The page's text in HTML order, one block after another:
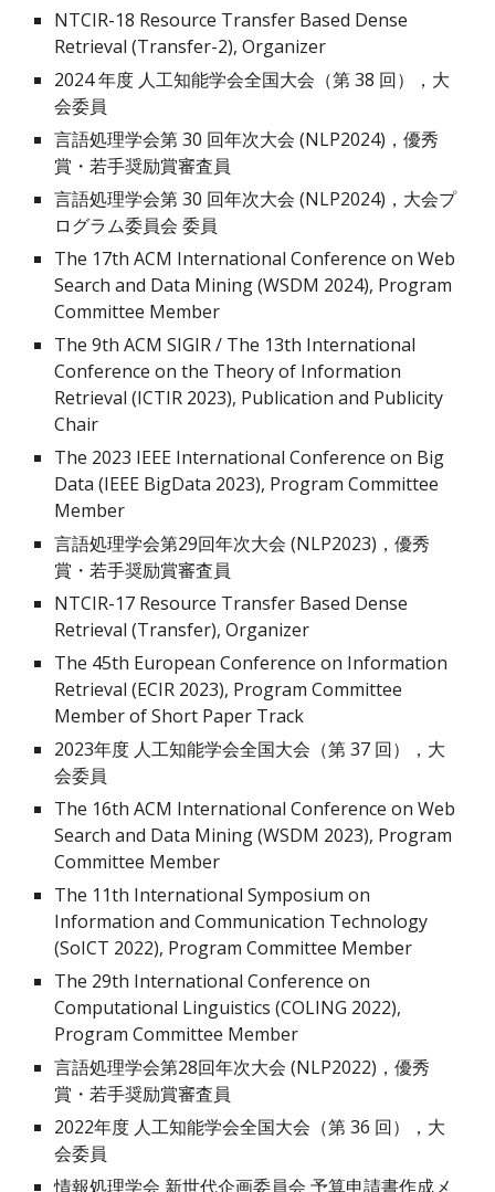
NTCIR-18 Resource Transfer Based Dense
Retrieval (Transfer-2),Organizer
2024年度 人工知能学会全国大会（第 38 回）
，大
会委員
言語処理学会第 30 回年次大会 (NLP2024)，優秀
賞・若手奨励賞審査員
言語処理学会第 30 回年次大会 (NLP2024)，大会プ
ログラム委員会 委員
The 17th ACM International Conference on Web
Search and Data Mining (WSDM 2024), Program
Committee Member
The 9th ACM SIGIR / The 13th International
Conference on the Theory of Information
Retrieval (ICTIR 2023), Publication and Publicity
Chair
The 2023 IEEE International Conference on Big
Data (IEEE BigData 2023), Program Committee
Member
言語処理学会第29回年次大会 (NLP2023)，優秀
賞・若手奨励賞審査員
NTCIR-17 Resource Transfer Based Dense
Retrieval (Transfer), Organizer
The 45th European Conference on Information
Retrieval (ECIR 2023), Program Committee
Member of Short Paper Track
2023年度 人工知能学会全国大会（第 37 回）
，大
会委員
The 16th ACM International Conference on Web
Search and Data Mining (WSDM 2023), Program
Committee Member
The 11th International Symposium on
Information and Communication Technology
(SoICT 2022), Program Committee Member
The 29th International Conference on
Computational Linguistics (COLING 2022),
Program Committee Member
言語処理学会第28回年次大会 (NLP2022)，優秀
賞・若手奨励賞審査員
2022年度 人工知能学会全国大会（第 36 回）
， 大
会委員
情報処理学会 新世代企画委員会予算申請書作成メ